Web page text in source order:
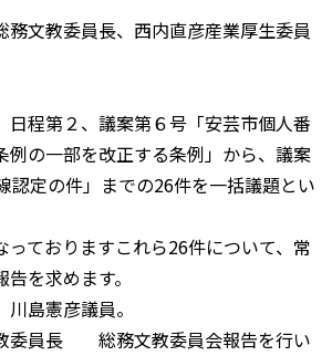
務文教委員長、西内直彦産業厚生委員
第２、議案第６号「安芸市個人番
例の一部を改正する条例」から、議案
認定の件」までの26件を一括議題とい
ておりますこれら26件について、常
を求めます。
島憲彦議員。
委員長 総務文教委員会報告を行い